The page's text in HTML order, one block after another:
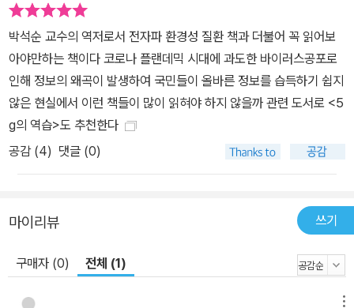
박석순 교수의 역저로서 전자파 환경성 질환 책과 더불어 꼭 읽어보
아야만하는 책이다 코로나 플랜데믹 시대에 과도한 바이러스공포로
인해 정보의 왜곡이 발생하여 국민들이 올바른 정보를 습득하기 쉽지
않은 현실에서 이런 책들이 많이 읽혀야 하지 않을까 관련 도서로 <5
g의 역습>도 추천한다
공감 (4) 댓글 (0)
마이리뷰 쓰기
구매자 (0) 전체 (1)